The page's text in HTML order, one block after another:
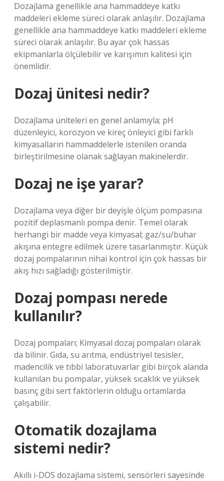
Dozajlama genellikle ana hammaddeye katkı
maddeleri ekleme süreci olarak anlaşılır. Dozajlama
genellikle ana hammaddeye katkı maddeleri ekleme
süreci olarak anlaşılır. Bu ayar çok hassas
ekipmanlarla ölçülebilir ve karışımın kalitesi için
önemlidir.
Dozaj ünitesi nedir?
Dozajlama üniteleri en genel anlamıyla; pH
düzenleyici, korozyon ve kireç önleyici gibi farklı
kimyasalların hammaddelerle istenilen oranda
birleştirilmesine olanak sağlayan makinelerdir.
Dozaj ne işe yarar?
Dozajlama veya diğer bir deyişle ölçüm pompasına
pozitif deplasmanlı pompa denir. Temel olarak
herhangi bir madde veya kimyasal; gaz/su/buhar
akışına entegre edilmek üzere tasarlanmıştır. Küçük
dozaj pompalarının nihai kontrol için çok hassas bir
akış hızı sağladığı gösterilmiştir.
Dozaj pompası nerede
kullanılır?
Dozaj pompaları; Kimyasal dozaj pompaları olarak
da bilinir. Gıda, su arıtma, endüstriyel tesisler,
madencilik ve tıbbi laboratuvarlar gibi birçok alanda
kullanılan bu pompalar, yüksek sıcaklık ve yüksek
basınç gibi sert faktörlerin olduğu ortamlarda
çalışabilir.
Otomatik dozajlama
sistemi nedir?
Akıllı i-DOS dozajlama sistemi, sensörleri sayesinde